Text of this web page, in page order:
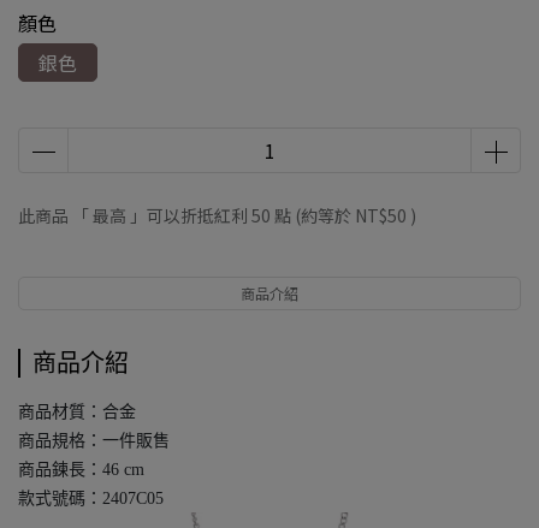
顏色
銀色
此商品 「 最高 」可以折抵紅利 50 點 (約等於 NT$50 )
商品介紹
商品介紹
商品材質：合金
商品規格：一件販售
商品鍊長：46 cm
款式號碼：2407C05